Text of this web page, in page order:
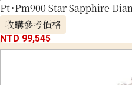
Pt･Pm900 Star Sapphire
收購參考價格
NTD 99,545